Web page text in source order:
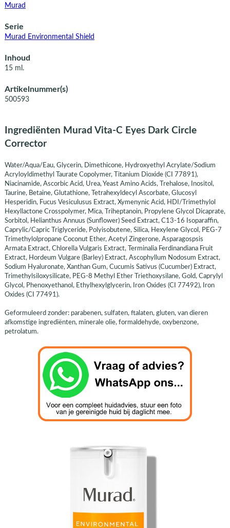
Murad
Serie
Murad Environmental Shield
Inhoud
15 ml.
Artikelnummer(s)
500593
Ingrediënten Murad Vita-C Eyes Dark Circle
Corrector
Water/Aqua/Eau, Glycerin, Dimethicone, Hydroxyethyl Acrylate/Sodium
Acryloyldimethyl Taurate Copolymer, Titanium Dioxide (CI 77891),
Niacinamide, Ascorbic Acid, Urea, Yeast Amino Acids, Trehalose, Inositol,
Taurine, Betaine, Glutathione, Tetrahexyldecyl Ascorbate, Glucosyl
Hesperidin, Fucus Vesiculusus Extract, Xymenynic Acid, HDI/Trimethylol
Hexyllactone Crosspolymer, Mica, Triheptanoin, Propylene Glycol Dicaprate,
Sorbitol, Helianthus Annuus (Sunflower) Seed Extract, C13-16 Isoparaffin,
Caprylic/Capric Triglyceride, Polyisobutene, Silica, Hexylene Glycol, PEG-7
Trimethylolpropane Coconut Ether, Acetyl Zingerone, Asparagospsis
Armata Extract, Chlorella Vulgaris Extract, Terminalia Ferdinandiana Fruit
Extract, Hordeum Vulgare (Barley) Extract, Ascophyllum Nodosum Extract,
Sodium Hyaluronate, Xanthan Gum, Cucumis Sativus (Cucumber) Extract,
Trimethylsiloxysilicate, PEG-8 Methyl Ether Triethoxysilane, Gold, Caprylyl
Glycol, Phenoxyethanol, Ethylhexylglycerin, Iron Oxides (CI 77492), Iron
Oxides (CI 77491).
Geformuleerd zonder: parabenen, sulfaten, ftalaten, gluten, van dieren
afkomstige ingrediënten, minerale olie, formaldehyde, oxybenzone,
petrolatum.